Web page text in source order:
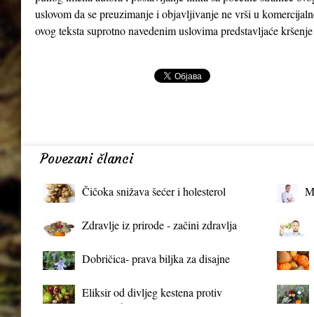
uslovom da se preuzimanje i objavljivanje ne vrši u
ovog teksta suprotno navedenim uslovima predstavljaće
Povezani članci
Čičoka snižava šećer i holesterol
Zdravlje iz prirode - začini zdravlja
Dobričica- prava biljka za disajne
Eliksir od divljeg kestena protiv
proširenih vena